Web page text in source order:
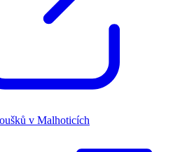
v Malhoticích